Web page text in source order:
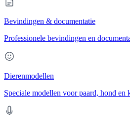
Bevindingen & documentatie
Professionele bevindingen en
Dierenmodellen
Speciale modellen voor paard, hond en